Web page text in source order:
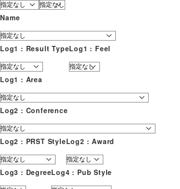
Name
Log1 : Result TypeLog1 : Feel
Log1 : Area
Log2 : Conference
Log2 : PRST StyleLog2 : Award
Log3 : DegreeLog4 : Pub Style